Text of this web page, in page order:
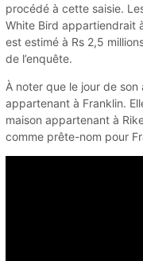
procédé à cette saisie.
White Bird appartiendrait
est estimé à Rs 2,5
de l’enquête.
À noter que le jour de son
appartenant à Franklin.
maison appartenant à
comme prête-nom pour